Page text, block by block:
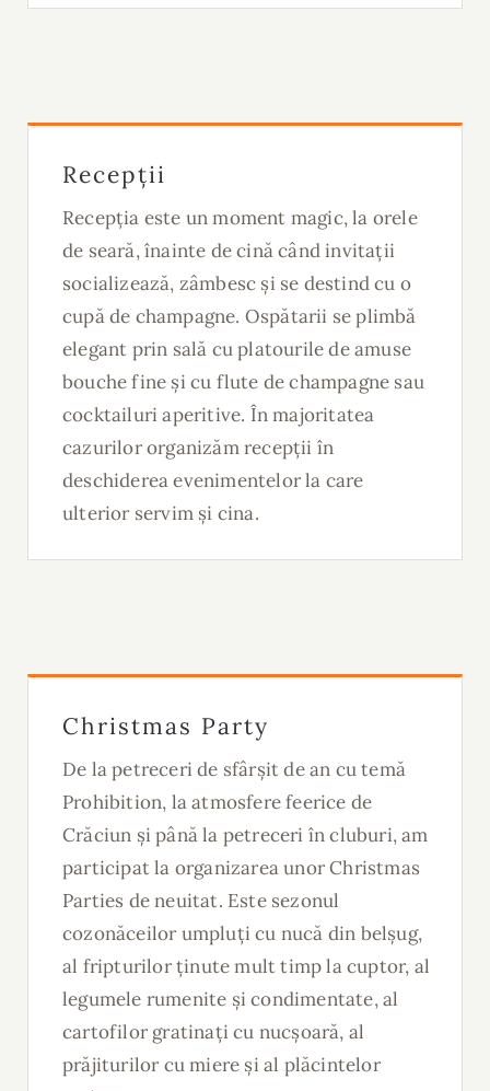
Recepții
Recepția este un moment magic, la orele
de seară, înainte de cină când invitații
socializează, zâmbesc și se destind cu o
cupă de champagne. Ospătarii se plimbă
elegant prin sală cu platourile de amuse
bouche fine și cu flute de champagne sau
cocktailuri aperitive. În majoritatea
cazurilor organizăm recepții în
deschiderea evenimentelor la care
ulterior servim și cina.
Christmas Party
De la petreceri de sfârșit de an cu temă
Prohibition, la atmosfere feerice de
Crăciun și până la petreceri în cluburi, am
participat la organizarea unor Christmas
Parties de neuitat. Este sezonul
cozonăceilor umpluți cu nucă din belșug,
al fripturilor ținute mult timp la cuptor, al
legumele rumenite și condimentate, al
cartofilor gratinați cu nucșoară, al
prăjiturilor cu miere și al plăcintelor